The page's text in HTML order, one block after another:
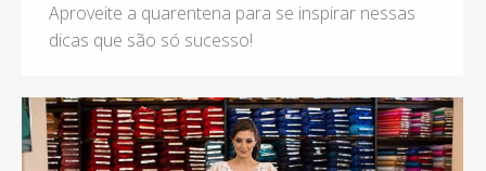
Aproveite a quarentena para se inspirar nessas
dicas que são só sucesso!